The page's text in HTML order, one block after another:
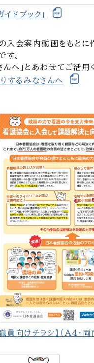
イドブック」
入会案内動画をもとに
す。
へ」とあわせてご活用
するみなさんへ
職員向けチラシ】（A4